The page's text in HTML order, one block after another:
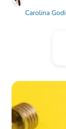
Carolina